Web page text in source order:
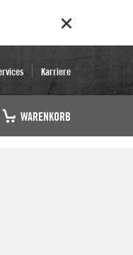
Karriere
WARENKORB